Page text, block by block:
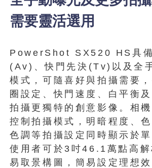
需要靈活選用
PowerShot SX520 HS具備
(Av)、快門先決(Tv)以及全
模式，可隨喜好與拍攝需要
圈設定、快門速度、白平衡及
拍攝更獨特的創意影像。相
控制拍攝模式，明暗程度、
色調等拍攝設定同時顯示於單
使用者可於3吋46.1萬點高解
易取景構圖，簡易設定理想